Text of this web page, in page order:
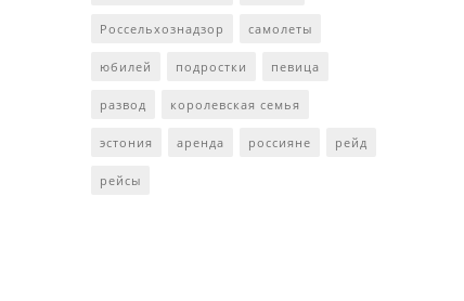
Россельхознадзор самолеты
юбилей подростки певица
развод королевская семья
эстония аренда россияне рейд
рейсы